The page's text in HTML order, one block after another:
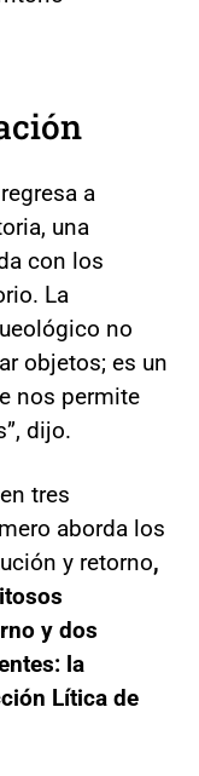
a
una
con los
La
no
objetos; es un
nos permite
dijo.
tres
aborda los
y retorno,
y dos
la
Lítica de